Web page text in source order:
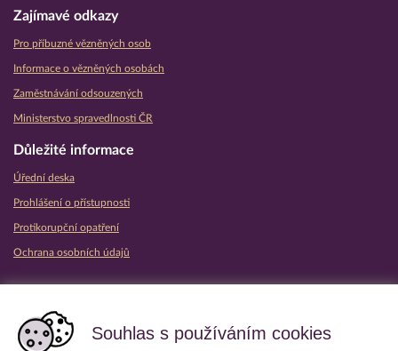
Souhlas s používáním cookies
Zajímavé odkazy
Pro příbuzné vězněných osob
Informace o vězněných osobách
Zaměstnávání odsouzených
Ministerstvo spravedlnosti ČR
Důležité informace
Úřední deska
Prohlášení o přístupnosti
Protikorupční opatření
Ochrana osobních údajů